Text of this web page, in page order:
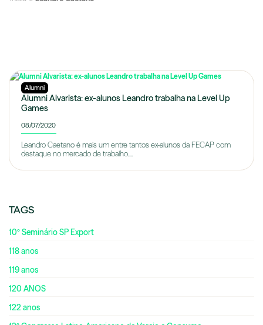
Alumni
Alumni Alvarista: ex-alunos Leandro trabalha na Level Up
Games
08/07/2020
Leandro Caetano é mais um entre tantos ex-alunos da FECAP com
destaque no mercado de trabalho....
TAGS
10º Seminário SP Export
118 anos
119 anos
120 ANOS
122 anos